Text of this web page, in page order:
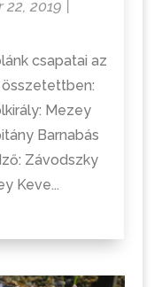
22, 2019
csapatai az
Mezey
Barnabás
Závodszky
Keve...